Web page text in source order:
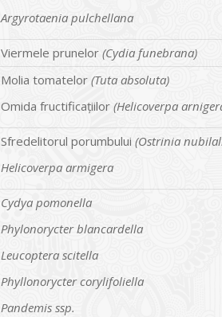
Argyrotaenia pulchellana
Viermele prunelor (Cydia funebrana)
Molia tomatelor (Tuta absoluta)
Omida fructificațiilor (Helicoverpa
Sfredelitorul porumbului (Ostrinia
Helicoverpa armigera
Cydya pomonella
Phylonorycter blancardella
Leucoptera scitella
Phyllonorycter corylifoliella
Pandemis ssp.